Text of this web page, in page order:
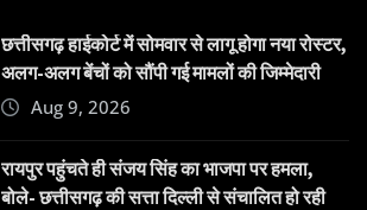
छत्तीसगढ़ हाईकोर्ट में सोमवार से लागू होगा नया रोस्टर,
अलग-अलग बेंचों को सौंपी गई मामलों की जिम्मेदारी
Aug 9, 2026
रायपुर पहुंचते ही संजय सिंह का भाजपा पर हमला,
बोले- छत्तीसगढ़ की सत्ता दिल्ली से संचालित हो रही